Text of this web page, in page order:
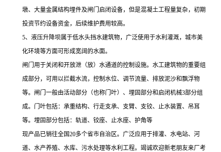
墩、大量金属结构埋件及闸门启闭设备，但是混凝土工程量复杂，初期
投资节约设备资金，后续维护费用较高。
5、液压升降坝属于低水头挡水建筑物，广泛使用于水利灌溉，城市美
化环境等方面可形成宽阔的水面。
闸门用于关闭和开放泄（放）水通道的控制设施。水工建筑物的重要组
成部分，可用以拦截水流，控制水位、调节流量、排放泥沙和飘浮物
等。闸门一般由活动部分（也称门叶）、埋固部分和启闭机械3部分组
成。门叶包括：承重结构、行走支承、支臂、支铰、止水装置、吊耳
等。埋固部分包括：轨道、铰座、止水座、护角等
现产品已销往全国20多个省市自治区。广泛应用于排灌、水电站、河
道、水产养殖、水库、污水处理等水利工程。竭诚欢迎新老朋友来厂考